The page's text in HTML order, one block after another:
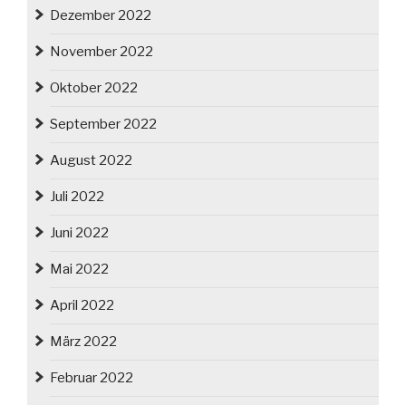
Dezember 2022
November 2022
Oktober 2022
September 2022
August 2022
Juli 2022
Juni 2022
Mai 2022
April 2022
März 2022
Februar 2022